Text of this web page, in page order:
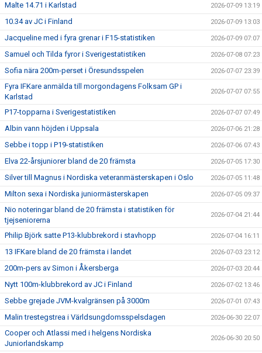
Malte 14.71 i Karlstad 2026-07-09 13:19
10.34 av JC i Finland 2026-07-09 13:03
Jacqueline med i fyra grenar i F15-statistiken 2026-07-09 07:07
Samuel och Tilda fyror i Sverigestatistiken 2026-07-08 07:23
Sofia nära 200m-perset i Öresundsspelen 2026-07-07 23:39
Fyra IFKare anmälda till morgondagens Folksam GP i
Karlstad
2026-07-07 07:55
P17-topparna i Sverigestatistiken 2026-07-07 07:49
Albin vann höjden i Uppsala 2026-07-06 21:28
Sebbe i topp i P19-statistiken 2026-07-06 07:43
Elva 22-årsjuniorer bland de 20 främsta 2026-07-05 17:30
Silver till Magnus i Nordiska veteranmästerskapen i Oslo 2026-07-05 11:48
Milton sexa i Nordiska juniormästerskapen 2026-07-05 09:37
Nio noteringar bland de 20 främsta i statistiken för
tjejseniorerna
2026-07-04 21:44
Philip Björk satte P13-klubbrekord i stavhopp 2026-07-04 16:11
13 IFKare bland de 20 främsta i landet 2026-07-03 23:12
200m-pers av Simon i Åkersberga 2026-07-03 20:44
Nytt 100m-klubbrekord av JC i Finland 2026-07-02 13:46
Sebbe grejade JVM-kvalgränsen på 3000m 2026-07-01 07:43
Malin trestegstrea i Världsungdomsspelsdagen 2026-06-30 22:07
Cooper och Atlassi med i helgens Nordiska
Juniorlandskamp
2026-06-30 20:50